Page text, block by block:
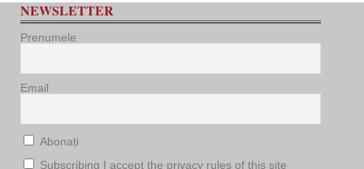
NEWSLETTER
Prenumele
Email
Abonați
Subscribing I accept the privacy rules of this site